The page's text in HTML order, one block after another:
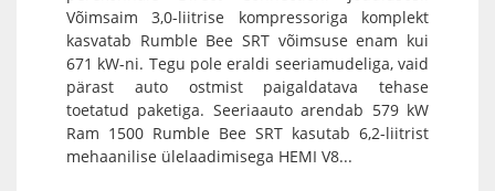
Võimsaim 3,0-liitrise kompressoriga komplekt
kasvatab Rumble Bee SRT võimsuse enam kui
671 kW-ni. Tegu pole eraldi seeriamudeliga, vaid
pärast auto ostmist paigaldatava tehase
toetatud paketiga. Seeriaauto arendab 579 kW
Ram 1500 Rumble Bee SRT kasutab 6,2-liitrist
mehaanilise ülelaadimisega HEMI V8...